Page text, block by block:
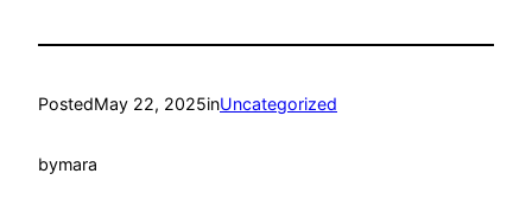
PostedMay 22, 2025inUncategorized
bymara